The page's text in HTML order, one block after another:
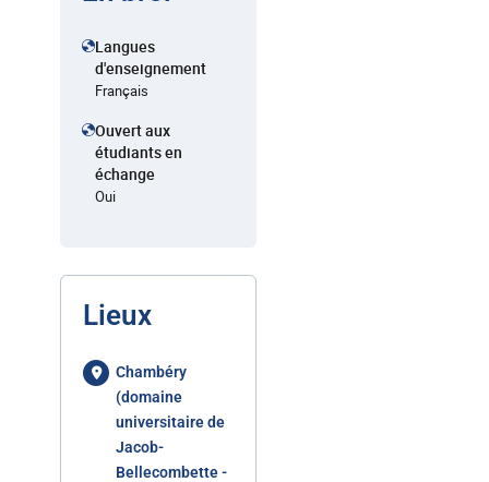
Langues
d'enseignement
Français
Ouvert aux
étudiants en
échange
Oui
Lieux
Chambéry
(domaine
universitaire de
Jacob-
Bellecombette -